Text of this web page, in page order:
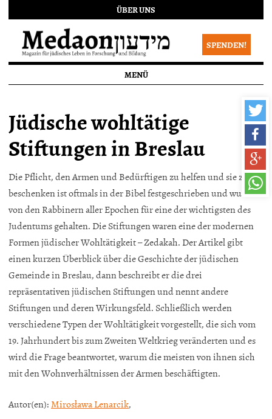
ÜBER UNS
SPENDEN!
MENÜ
Jüdische wohltätige
Stiftungen in Breslau
Die Pflicht, den Armen und Bedürftigen zu helfen und sie zu
beschenken ist oftmals in der Bibel festgeschrieben und wurde
von den Rabbinern aller Epochen für eine der wichtigsten des
Judentums gehalten. Die Stiftungen waren eine der modernen
Formen jüdischer Wohltätigkeit – Zedakah. Der Artikel gibt
einen kurzen Überblick über die Geschichte der jüdischen
Gemeinde in Breslau, dann beschreibt er die drei
repräsentativen jüdischen Stiftungen und nennt andere
Stiftungen und deren Wirkungsfeld. Schließlich werden
verschiedene Typen der Wohltätigkeit vorgestellt, die sich vom
19. Jahrhundert bis zum Zweiten Weltkrieg veränderten und es
wird die Frage beantwortet, warum die meisten von ihnen sich
mit den Wohnverhältnissen der Armen beschäftigten.
Autor(en):Mirosława Lenarcik,